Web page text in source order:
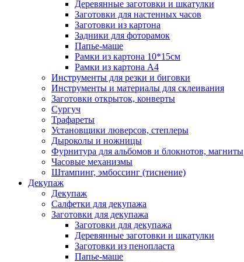
Деревянные заготовки и шкатулки
Заготовки для настенных часов
Заготовки из картона
Задники для фоторамок
Папье-маше
Рамки из картона 10*15см
Рамки из картона А4
Инструменты для резки и биговки
Инструменты и материалы для склеивания
Заготовки открыток, конверты
Сургуч
Трафареты
Установщики люверсов, степлеры
Дыроколы и ножницы
Фурнитура для альбомов и блокнотов, магниты
Часовые механизмы
Штампинг, эмбоссинг (тиснение)
Декупаж
Декупаж
Салфетки для декупажа
Заготовки для декупажа
Заготовки для декупажа
Деревянные заготовки и шкатулки
Заготовки из пенопласта
Папье-маше